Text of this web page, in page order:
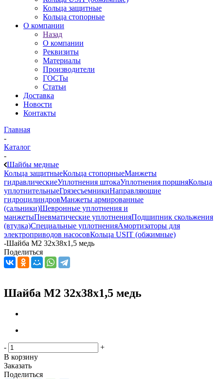
Кольца защитные
Кольца стопорные
О компании
Назад
О компании
Реквизиты
Материалы
Производители
ГОСТы
Статьи
Доставка
Новости
Контакты
Главная
-
Каталог
-
Шайбы медные
Кольца защитныеКольца стопорныеМанжеты
гидравлическиеУплотнения штокаУплотнения поршняКольца
уплотнительныеГрязесъемникиНаправляющие
гидроцилиндровМанжеты армированные
(сальники)Шевронные уплотнения и
манжетыПневматические уплотненияПодшипник скольжения
(втулка)Специальные уплотненияАмортизаторы для
электроприводов насосовКольца USIT (обжимные)
-Шайба M2 32x38x1,5 медь
Поделиться
Шайба M2 32x38x1,5 медь
-
+
В корзину
Заказать
Поделиться